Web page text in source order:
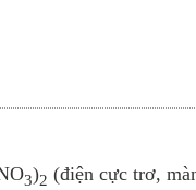
3)2 (điện cực trơ,